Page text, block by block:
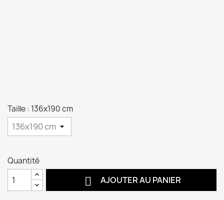
Taille : 136x190 cm
Quantité
 AJOUTER AU PANIER